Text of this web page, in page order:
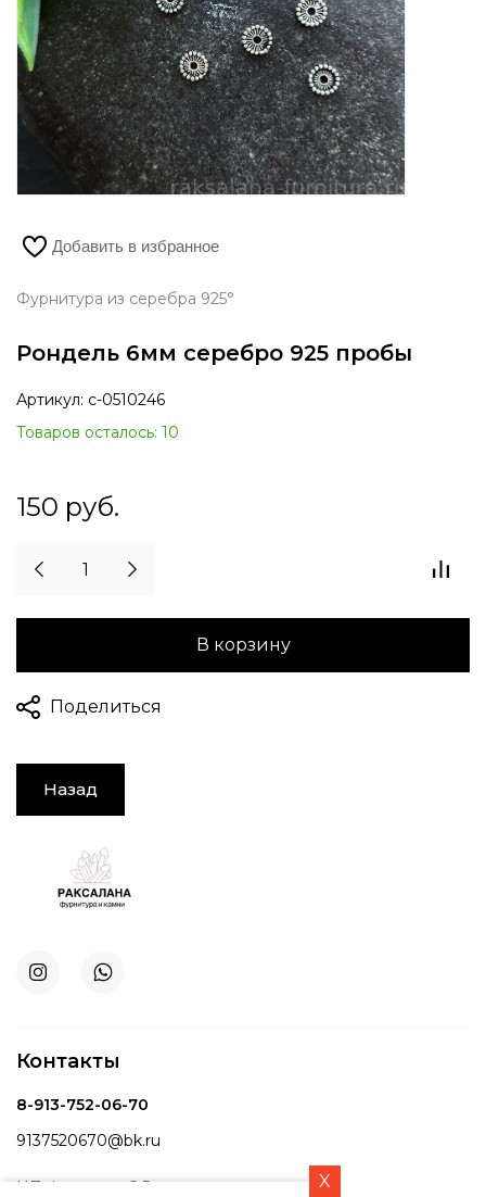
Добавить в избранное
Фурнитура из серебра 925°
Рондель 6мм серебро 925 пробы
Артикул: с-0510246
Товаров осталось: 10
150 руб.
В корзину
Поделиться
Назад
Контакты
8-913-752-06-70
9137520670@bk.ru
ИП Фартовая С.В. X